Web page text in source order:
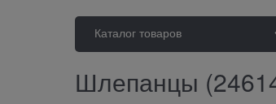
Каталог товаров
Шлепанцы